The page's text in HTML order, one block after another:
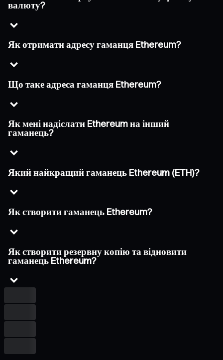
валюту?
Як отримати адресу гаманця Ethereum?
Що таке адреса гаманця Ethereum?
Як мені надіслати Ethereum на інший
гаманець?
Який найкращий гаманець Ethereum (ETH)?
Як створити гаманець Ethereum?
Як створити резервну копію та відновити
гаманець Ethereum?